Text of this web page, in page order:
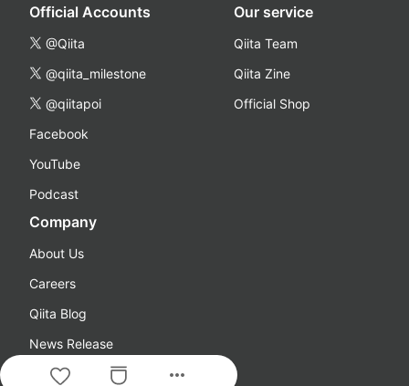
more_horiz
Official Accounts
@Qiita
@qiita_milestone
@qiitapoi
Facebook
YouTube
Podcast
Our service
Qiita Team
Qiita Zine
Official Shop
Company
About Us
Careers
Qiita Blog
News Release